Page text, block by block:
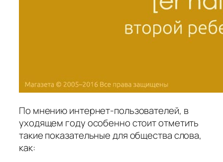
По мнению интернет-пользователей, в
уходящем году особенно стоит отметить
такие показательные для общества слова,
как: